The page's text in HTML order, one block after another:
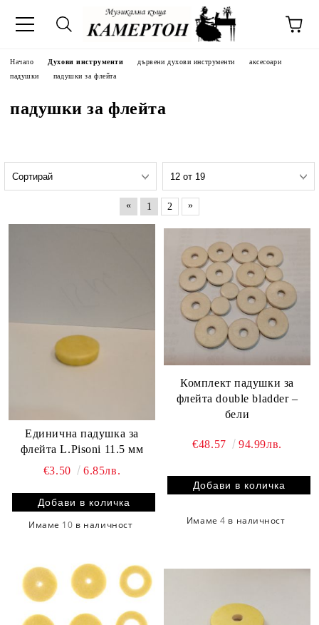
Начало Духови инструменти дървени духови инструменти
аксесоари
падушки
падушки за флейта
падушки за флейта
« 1 2 »
Единична падушка за
флейта L.Pisoni 11.5 мм
€3.50
6.85лв.
Имаме 10 в наличност
Комплект падушки за
флейта double bladder –
бели
€48.57 94.99лв.
Имаме4 в наличност